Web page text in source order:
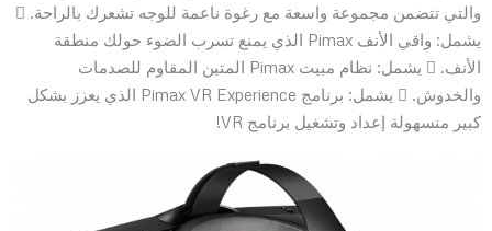
والتي تتضمن مجموعة واسعة مع رغوة ناعمة للوجه تشعرك بالراحة. 
يشمل: واقي الأنف Pimax الذي يمنع تسرب الضوء حولك منطقة
الأنف.  يشمل: نظام مبيت Pimax المتين المقاوم للصدمات
والخدوش.  يشمل: برنامج Pimax VR Experience الذي يعزز بشكل
كبير منسهولة إعداد وتشغيل برنامج VR!